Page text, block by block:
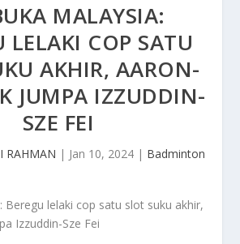
MALAYSIA:
LELAKI COP SATU
AKHIR, AARON-
JUMPA IZZUDDIN-
SZE FEI
RAHMAN | Jan 10, 2024 | Badminton